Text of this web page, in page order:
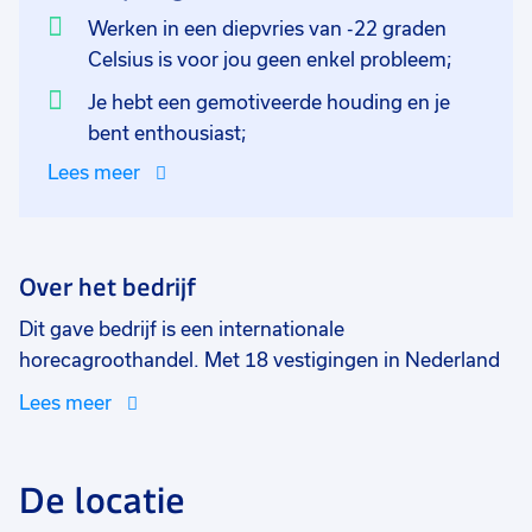
van een net binnengekomen vracht. Je werktijden zijn
van 15:00 tot 24:00 uur.
Werken in een diepvries van -22 graden
Celsius is voor jou geen enkel probleem;
Je hebt een gemotiveerde houding en je
bent enthousiast;
Lees meer
Over het bedrijf
Dit gave bedrijf is een internationale
horecagroothandel. Met 18 vestigingen in Nederland
en 2 in België bieden zij een totaaloplossing voor de
klanten. Binnen dit bedrijf staat jouw tevredenheid
voorop. Een tevreden medewerker betekent immers
Lees meer
De locatie